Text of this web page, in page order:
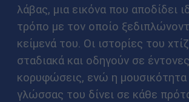
λάβας, μια εικόνα που αποδίδει
τρόπο με τον οποίο
κείμενά του. Οι ιστορίες του
σταδιακά και οδηγούν σε έντονες
κορυφώσεις, ενώ η μουσικότητα
γλώσσας του δίνει σε κάθε